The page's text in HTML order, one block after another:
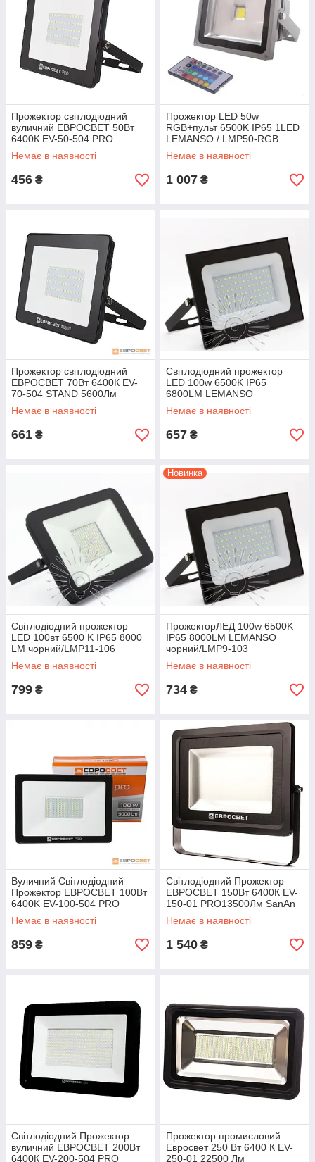
Прожектор світлодіодний
вуличний ЕВРОСВЕТ 50Вт
6400К EV-50-504 PRO
4500Лм
Немає в наявності
456 ₴
Прожектор LED 50w
RGB+пульт 6500K IP65 1LED
LEMANSO / LMP50-RGB
Немає в наявності
1 007 ₴
Прожектор світлодіодний
ЕВРОСВЕТ 70Вт 6400К EV-
70-504 STAND 5600Лм
Немає в наявності
661 ₴
Світлодіодний прожектор
LED 100w 6500K IP65
6800LM LEMANSO
чорний/LMP9-104
Немає в наявності
657 ₴
Світлодіодний прожектор
LED 100вт 6500 K IP65 8000
LM чорний/LMP11-106
Немає в наявності
799 ₴
Новинка
ПрожекторЛЕД 100w 6500K
IP65 8000LM LEMANSO
чорний/LMP9-103
Немає в наявності
734 ₴
Вуличний Світлодіодний
Прожектор ЕВРОСВЕТ 100Вт
6400K EV-100-504 PRO
9000Лм
Немає в наявності
859 ₴
Світлодіодний Прожектор
ЕВРОСВЕТ 150Вт 6400К EV-
150-01 PRO13500Лм SanAn
SMD НМ+PULS
Немає в наявності
1 540 ₴
Світлодіодний Прожектор
вуличний ЕВРОСВЕТ 200Вт
6400К EV-200-504 PRO
Прожектор промисловий
Евросвет 250 Вт 6400 К EV-
250-01 22500 Лм